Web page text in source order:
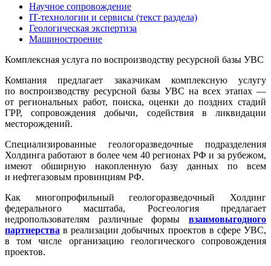
Научное сопровождение
IT-технологии и сервисы (текст раздела)
Геологическая экспертиза
Машиностроение
Комплексная услуга по воспроизводству ресурсной базы УВС
Компания предлагает заказчикам комплексную услугу
по воспроизводству ресурсной базы УВС на всех этапах —
от региональных работ, поиска, оценки до поздних стадий
ГРР, сопровождения добычи, содействия в ликвидации
месторождений.
Специализированные геологоразведочные подразделения
Холдинга работают в более чем 40 регионах РФ и за рубежом,
имеют обширную накопленную базу данных по всем
и нефтегазовым провинциям РФ.
Как многопрофильный геологоразведочный Холдинг
федерального масштаба, Росгеология предлагает
недропользователям различные формы взаимовыгодного
партнерства в реализации добычных проектов в сфере УВС,
в том числе организацию геологического сопровождения
проектов.